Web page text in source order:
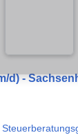
d) -